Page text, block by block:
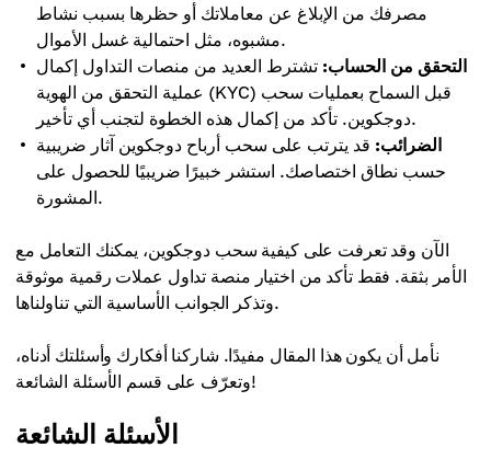
مصرفك من الإبلاغ عن معاملاتك أو حظرها بسبب نشاط
مشبوه، مثل احتمالية غسل الأموال.
التحقق من الحساب: تشترط العديد من منصات التداول إكمال
عملية التحقق من الهوية (KYC) قبل السماح بعمليات سحب
دوجكوين. تأكد من إكمال هذه الخطوة لتجنب أي تأخير.
الضرائب: قد يترتب على سحب أرباح دوجكوين آثار ضريبية
حسب نطاق اختصاصك. استشر خبيرًا ضريبيًا للحصول على
المشورة.
الآن وقد تعرفت على كيفية سحب دوجكوين، يمكنك التعامل مع
الأمر بثقة. فقط تأكد من اختيار منصة تداول عملات رقمية موثوقة
وتذكر الجوانب الأساسية التي تناولناها.
نأمل أن يكون هذا المقال مفيدًا. شاركنا أفكارك وأسئلتك أدناه،
وتعرّف على قسم الأسئلة الشائعة!
الأسئلة الشائعة